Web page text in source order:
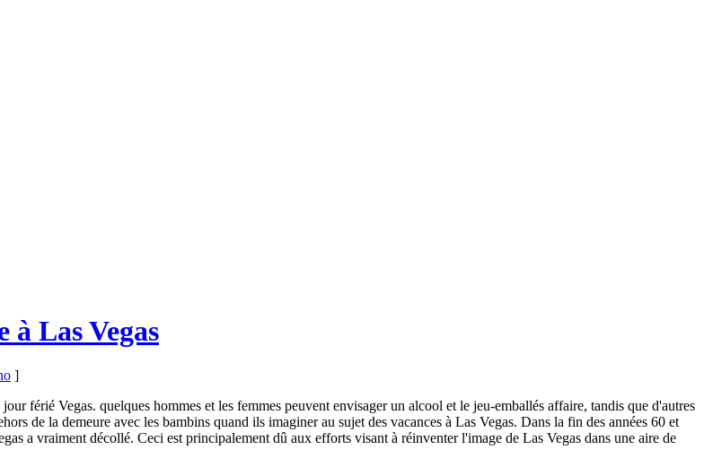
à Las Vegas
]
férié Vegas. quelques hommes et les femmes peuvent envisager un alcool et le jeu-emballés affaire, tandis que d'autres
de la demeure avec les bambins quand ils imaginer au sujet des vacances à Las Vegas. Dans la fin des années 60 et
a vraiment décollé. Ceci est principalement dû aux efforts visant à réinventer l'image de Las Vegas dans une aire de